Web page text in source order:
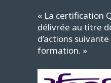
« La certification
délivrée au titre
d’actions
formation. »